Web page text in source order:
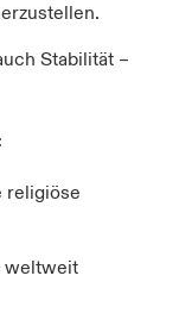
Stabilität –
religiöse
weltweit